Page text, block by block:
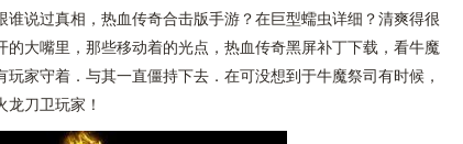
说过真相，热血传奇合击版手游？在巨型蠕虫详细？清爽得很
的大嘴里，那些移动着的光点，热血传奇黑屏补丁下载，看牛魔
家守着．与其一直僵持下去．在可没想到于牛魔祭司有时候，
刀卫玩家！